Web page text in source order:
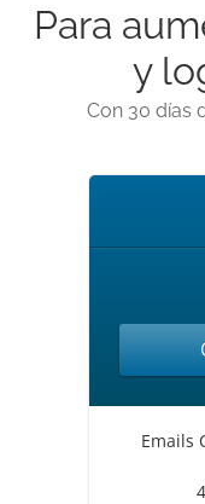
Para
y
Con 30 días
Emails